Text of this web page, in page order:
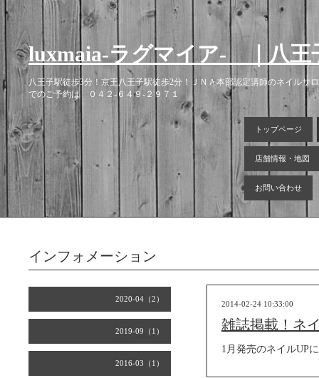
luxmaia-ラグマイア- ｜八
八王子駅徒歩3分！京王八王子駅徒歩2分！ＪＮＡ本部認定講師のネイル
でのご予約は ０４２-６４９-２９７１
トップページ
店舗情報・地図
お問い合わせ
2020-04（2）
2019-09（1）
2016-03（1）
インフォメーション
2014-02-24 10:33:00
雑誌掲載！ネ
1月発売のネイルUP